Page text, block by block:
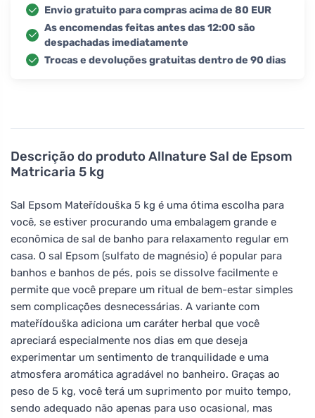
Descrição do produto Allnature Sal de Epsom
Matricaria 5 kg
Sal Epsom Mateřídouška 5 kg é uma ótima escolha para
você, se estiver procurando uma embalagem grande e
econômica de sal de banho para relaxamento regular em
casa. O sal Epsom (sulfato de magnésio) é popular para
banhos e banhos de pés, pois se dissolve facilmente e
permite que você prepare um ritual de bem-estar simples
sem complicações desnecessárias. A variante com
mateřídouška adiciona um caráter herbal que você
apreciará especialmente nos dias em que deseja
experimentar um sentimento de tranquilidade e uma
atmosfera aromática agradável no banheiro. Graças ao
peso de 5 kg, você terá um suprimento por muito tempo,
sendo adequado não apenas para uso ocasional, mas
Envio gratuito para compras acima de 80 EUR
As encomendas feitas antes das 12:00 são
despachadas imediatamente
Trocas e devoluções gratuitas dentro de 90 dias